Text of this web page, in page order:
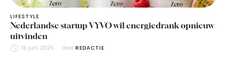
LIFESTYLE
Nederlandse startup VYVO wil energiedrank opnieuw
uitvinden
18 juni 2026 door REDACTIE